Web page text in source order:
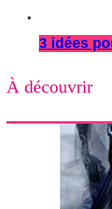
3 idées
À découvrir